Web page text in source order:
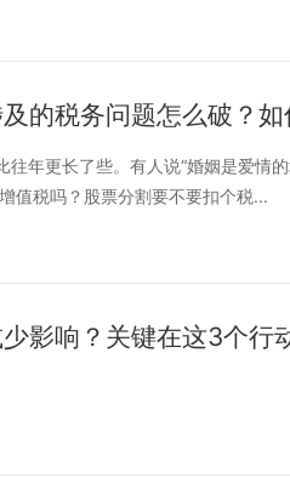
的税务问题怎么破？
年更长了些。有人说“婚姻是爱情
值税吗？股票分割要不要扣个税...
影响？关键在这3个行